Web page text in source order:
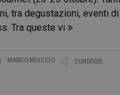
tra degustazioni, eventi di
Tra queste vi
MARCO MIUCCIO CONDIVIDI